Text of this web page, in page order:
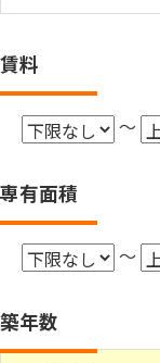
賃料
～
専有面積
～
築年数